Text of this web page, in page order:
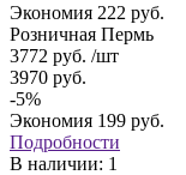
Экономия 222 руб.
Розничная Пермь
3772 руб. /шт
3970 руб.
-5%
Экономия 199 руб.
Подробности
В наличии: 1